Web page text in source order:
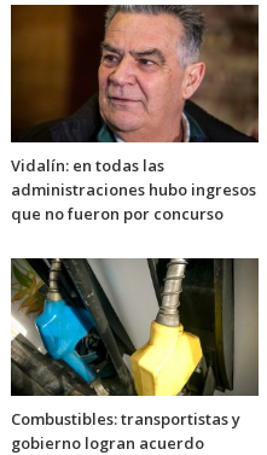
Vidalín: en todas las
administraciones hubo ingresos
que no fueron por concurso
Combustibles: transportistas y
gobierno logran acuerdo